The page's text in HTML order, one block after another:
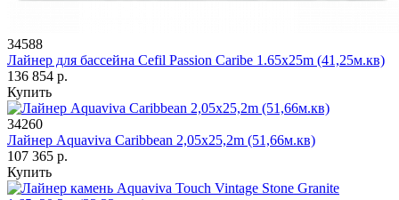
34588
Лайнер для бассейна Cefil Passion Caribe 1.65x25m (41,25м.кв)
136 854 р.
Купить
34260
Лайнер Aquaviva Caribbean 2,05x25,2m (51,66м.кв)
107 365 р.
Купить